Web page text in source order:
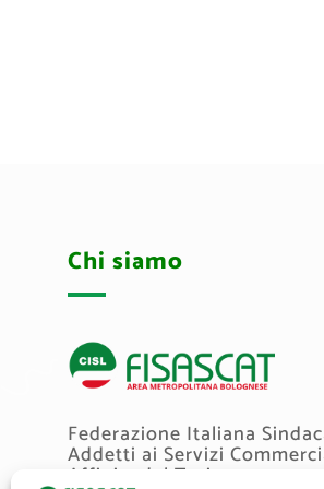
Chi siamo
Federazione Italiana
Addetti ai Servizi
Affini e del Turismo.